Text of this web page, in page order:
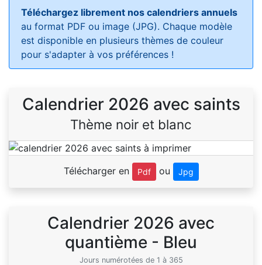
Téléchargez librement nos calendriers annuels
au format PDF ou image (JPG). Chaque modèle
est disponible en plusieurs thèmes de couleur
pour s'adapter à vos préférences !
Calendrier 2026 avec saints
Thème noir et blanc
Télécharger en Pdf ou Jpg
Calendrier 2026 avec
quantième - Bleu
Jours numérotées de 1 à 365